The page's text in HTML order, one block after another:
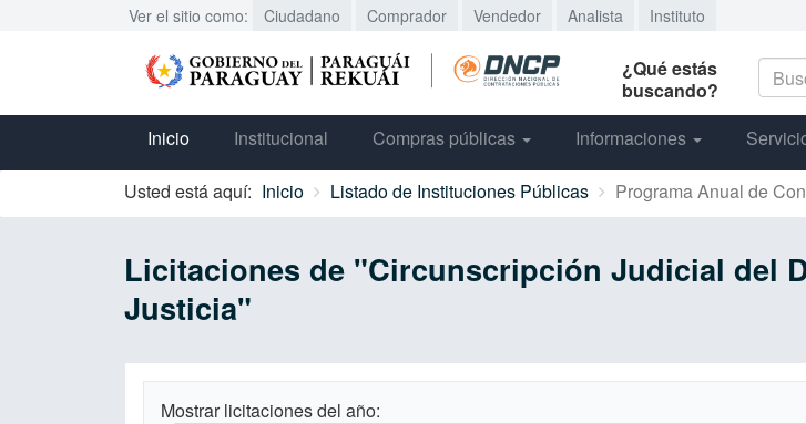
Ver el sitio como: Ciudadano Comprador Vendedor Analista Instituto
¿Qué estás
buscando?
Inicio Institucional Compras públicas Informaciones
Usted está aquí: Inicio Listado de Instituciones Públicas Programa Anual de
Licitaciones de "Circunscripción Judicial del
Justicia"
Mostrar licitaciones del año: